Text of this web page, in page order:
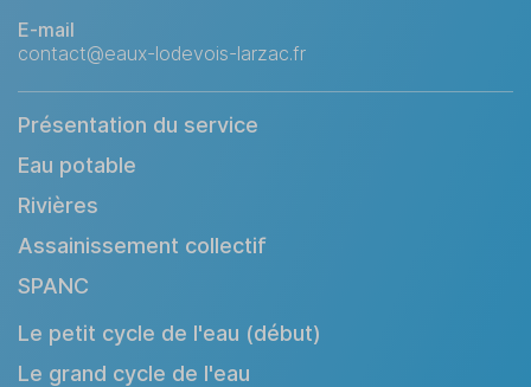
E-mail
contact@eaux-lodevois-larzac.fr
Présentation du service
Eau potable
Rivières
Assainissement collectif
SPANC
Le petit cycle de l'eau (début)
Le grand cycle de l'eau